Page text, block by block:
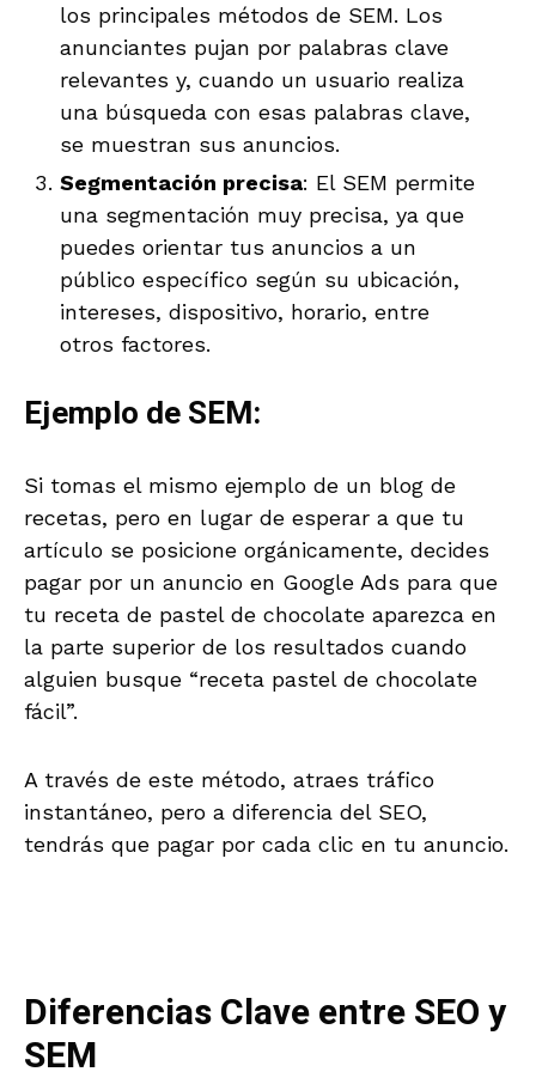
los principales métodos de SEM. Los
anunciantes pujan por palabras clave
relevantes y, cuando un usuario realiza
una búsqueda con esas palabras clave,
se muestran sus anuncios.
Segmentación precisa: El SEM permite
una segmentación muy precisa, ya que
puedes orientar tus anuncios a un
público específico según su ubicación,
intereses, dispositivo, horario, entre
otros factores.
Ejemplo de SEM:
Si tomas el mismo ejemplo de un blog de
recetas, pero en lugar de esperar a que tu
artículo se posicione orgánicamente, decides
pagar por un anuncio en Google Ads para que
tu receta de pastel de chocolate aparezca en
la parte superior de los resultados cuando
alguien busque “receta pastel de chocolate
fácil”.
A través de este método, atraes tráfico
instantáneo, pero a diferencia del SEO,
tendrás que pagar por cada clic en tu anuncio.
Diferencias Clave entre SEO y
SEM